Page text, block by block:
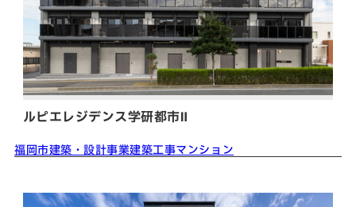
ルピエレジデンス学研都市Ⅱ
福岡市建築・設計事業建築工事マンション